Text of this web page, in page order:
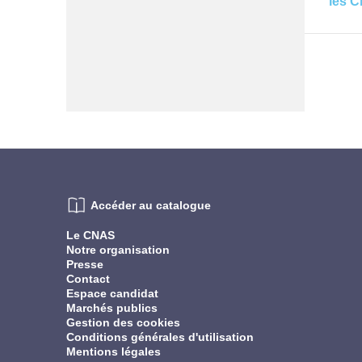
Le CNAS
Notre organisation
Presse
Contact
Espace candidat
Marchés publics
Gestion des cookies
Conditions générales d'utilisation
Mentions légales
Accéder au catalogue